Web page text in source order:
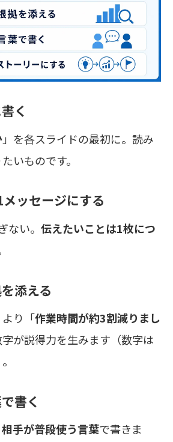
く
」を各スライドの最初に。読み
いものです。
ッセージにする
ない。 伝えたいことは1枚につ
添える
より「作業時間が約3割減りまし
が説得力を生みます（数字は
書く
相手が普段使う言葉で書きま